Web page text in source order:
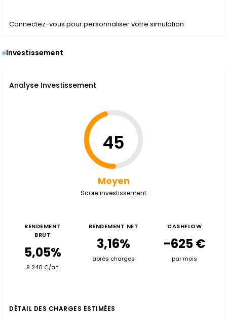
Connectez-vous pour personnaliser votre simulation
Investissement
Analyse Investissement
45
Moyen
Score investissement
RENDEMENT
BRUT
5,05%
9 240 €/an
RENDEMENT NET
3,16%
après charges
CASHFLOW
-625 €
par mois
DÉTAIL DES CHARGES ESTIMÉES